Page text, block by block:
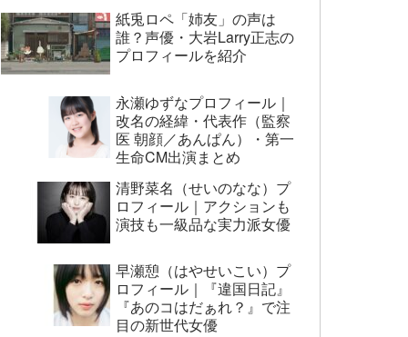
紙兎ロペ「姉友」の声は
誰？声優・大岩Larry正志の
プロフィールを紹介
永瀬ゆずなプロフィール｜
改名の経緯・代表作（監察
医 朝顔／あんぱん）・第一
生命CM出演まとめ
清野菜名（せいのなな）プ
ロフィール｜アクションも
演技も一級品な実力派女優
早瀬憩（はやせいこい）プ
ロフィール｜『違国日記』
『あのコはだぁれ？』で注
目の新世代女優